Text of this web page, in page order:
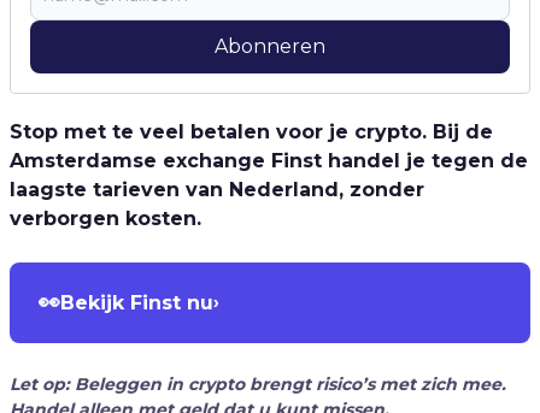
Abonneren
Stop met te veel betalen voor je crypto. Bij de
Amsterdamse exchange Finst handel je tegen de
laagste tarieven van Nederland, zonder
verborgen kosten.
👀Bekijk Finst nu›
Let op: Beleggen in crypto brengt risico’s met zich mee.